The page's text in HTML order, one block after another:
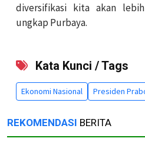
diversifikasi kita akan
ungkap Purbaya.
Kata Kunci / Tags
Ekonomi Nasional Presiden
REKOMENDASI BERITA